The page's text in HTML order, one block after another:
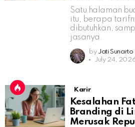
Satu halaman
itu, berapa
dibutuhkan,
jasanya.
by Jati Sunarto
July 24,
Karir
Kesalahan
Branding di
Merusak